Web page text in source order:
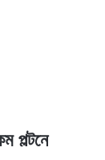
পল্টনে